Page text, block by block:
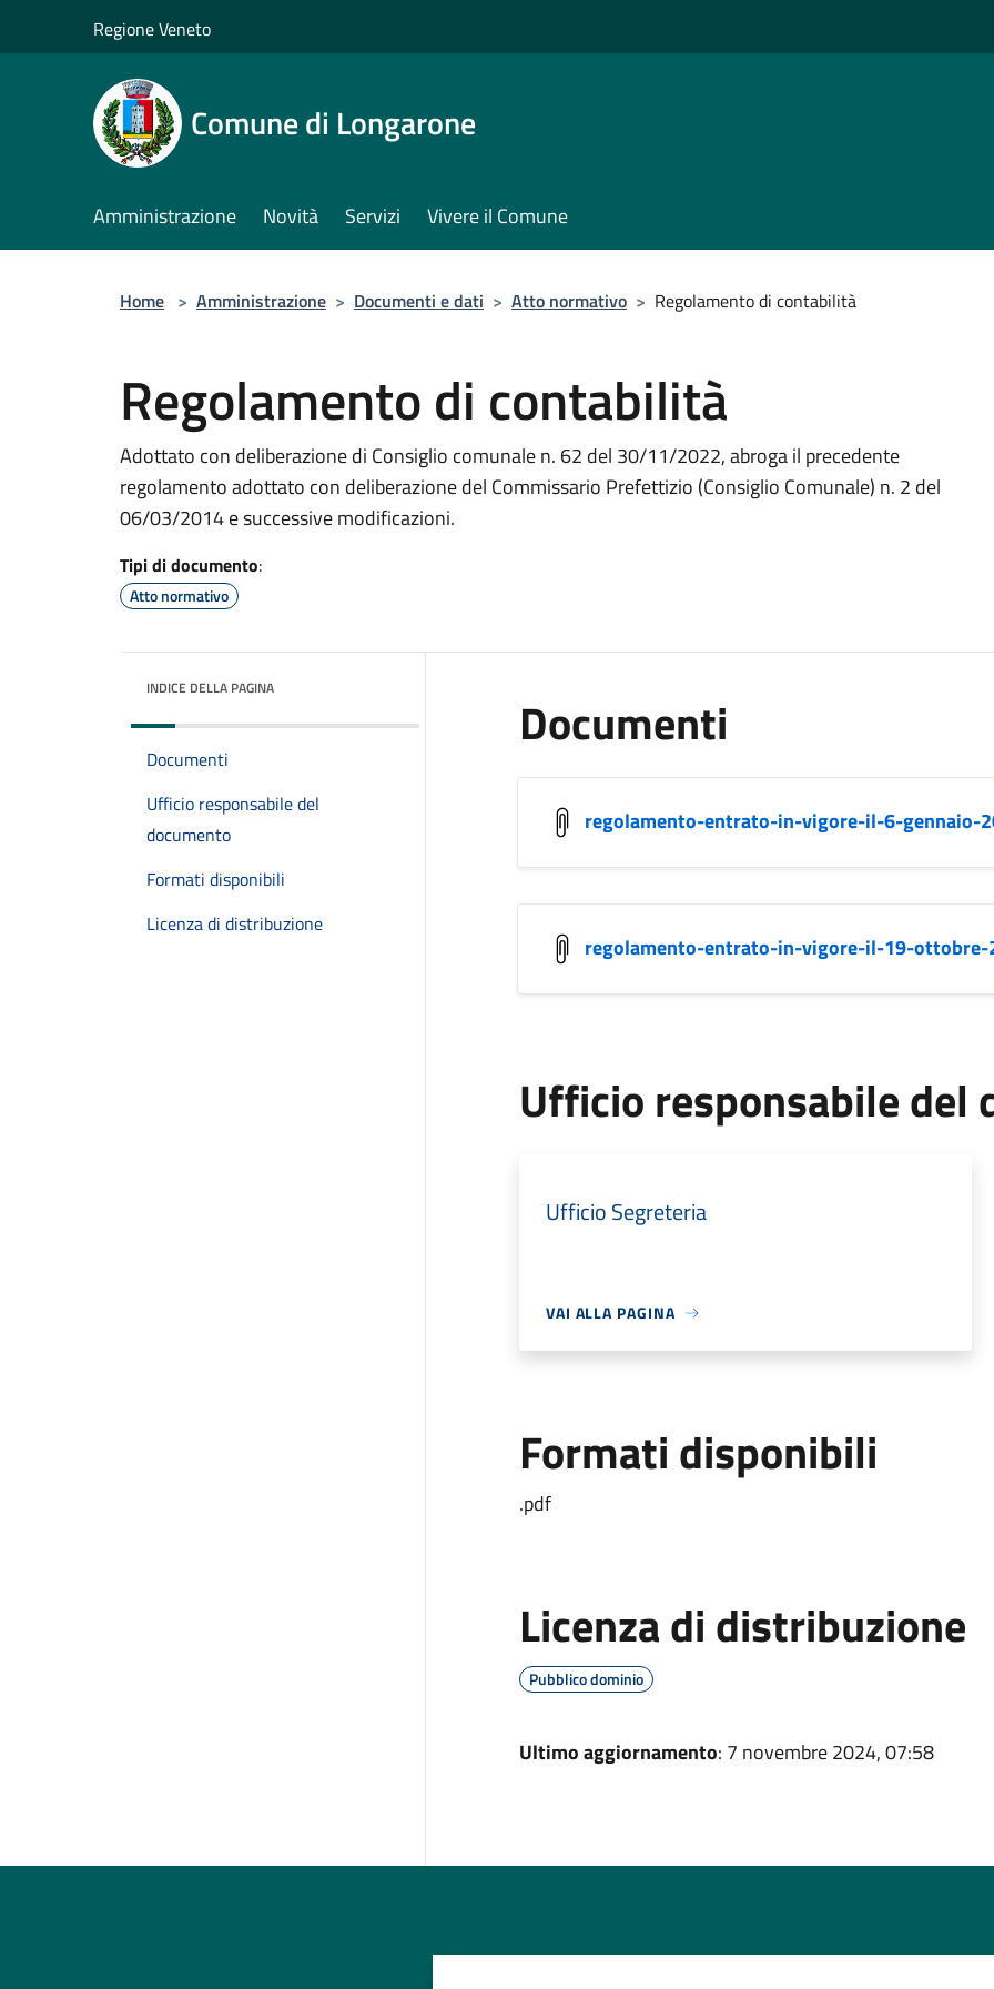
Regione Veneto
Comune di Longarone
Amministrazione Novità Servizi Vivere il Comune
Home > Amministrazione > Documenti e dati > Atto normativo > Regolamento di contabilità
Regolamento di contabilità
Adottato con deliberazione di Consiglio comunale n. 62 del 30/11/2022, abroga il precedente
regolamento adottato con deliberazione del Commissario Prefettizio (Consiglio Comunale) n. 2 del
06/03/2014 e successive modificazioni.
Tipi di documento:
Atto normativo
INDICE DELLA PAGINA
Documenti
Ufficio responsabile del
documento
Formati disponibili
Licenza di distribuzione
Documenti
regolamento-entrato-in-vigore-il-6-gennaio-
regolamento-entrato-in-vigore-il-19-ottobre-
Ufficio responsabile del
Ufficio Segreteria
VAI ALLA PAGINA
Formati disponibili
.pdf
Licenza di distribuzione
Pubblico dominio
Ultimo aggiornamento: 7 novembre 2024, 07:58